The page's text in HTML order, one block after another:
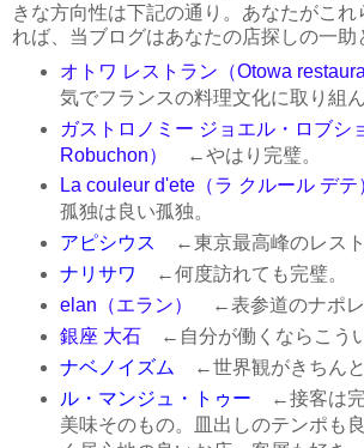
きな方向性は下記の通り。あなたがこれ
れば、当ブログはあなたの店探しの一助
オトワ レストラン（Otowa
気でフランスの料理文化に取り組ん
ガストロノミー ジョエル・ロブシ
Robuchon）
←やはり完璧。
La couleur d'ete（ラ クルール デテ
孤独は良い孤独。
アピシウス ←東京最高峰のレスト
ナリサワ ←何度訪れても完璧。
elan（エラン）
←表参道のナポレ
銀座 大石←自分が働くならこうい
ナベノイズム ←世界観がきちんと
ル・マンジュ・トゥー ←接客は完
美味そのもの。皿出しのテンポも